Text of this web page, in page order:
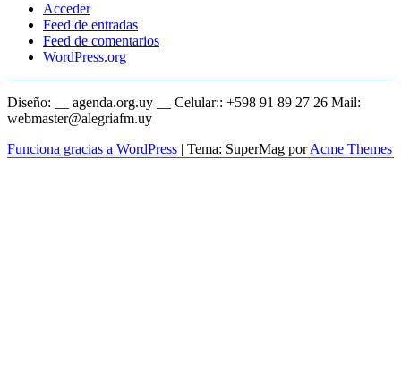
Acceder
Feed de entradas
Feed de comentarios
WordPress.org
Diseño: __ agenda.org.uy __ Celular:: +598 91 89 27 26 Mail:
webmaster@alegriafm.uy
Funciona gracias a WordPress | Tema: SuperMag porAcme Themes